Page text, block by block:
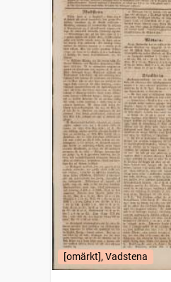
[omärkt], Vadstena